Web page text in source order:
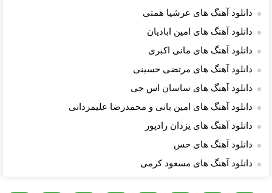
دانلود آهنگ های عرشیا همتی
دانلود آهنگ های امین ابادیان
دانلود آهنگ های مانی اکبری
دانلود آهنگ های مرتضی حسینی
دانلود آهنگ های ساسان اس جی
دانلود آهنگ های امین بانی و محمدرضا علیمردانی
دانلود آهنگ های یزدان رادپور
دانلود آهنگ های حس
دانلود آهنگ های مسعود کرمی